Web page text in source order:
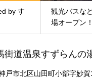
by す
観光バスな
場オープン
街道温泉すずらんの
戸市北区山田町小部字妙賀